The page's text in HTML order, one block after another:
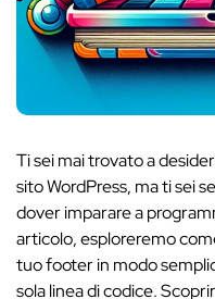
Ti sei mai trovato a
sito WordPress, ma ti sei
dover imparare a
articolo, esploreremo
tuo footer in modo
sola linea di codice.